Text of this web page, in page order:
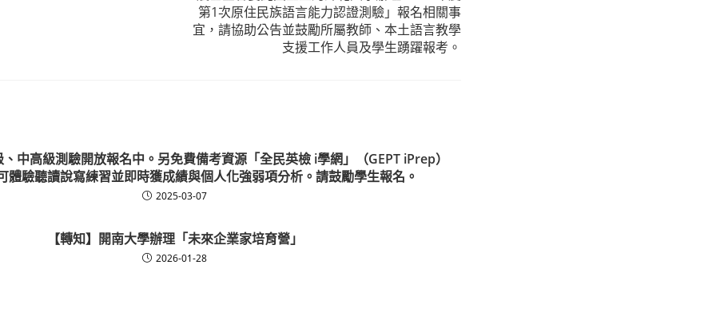
第1次原住民族語言能力認證測驗」報名相關事
宜，請協助公告並鼓勵所屬教師、本土語言教學
支援工作人員及學生踴躍報考。
、中高級測驗開放報名中。另免費備考資源「全民英檢 i學網」（GEPT iPrep）
體驗聽讀說寫練習並即時獲成績與個人化強弱項分析。請鼓勵學生報名。
2025-03-07
【轉知】開南大學辦理「未來企業家培育營」
2026-01-28